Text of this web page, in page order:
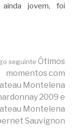
jovem, foi
seguinte Ótimos
momentos com
Montelena
2009 e
Montelena
Sauvignon